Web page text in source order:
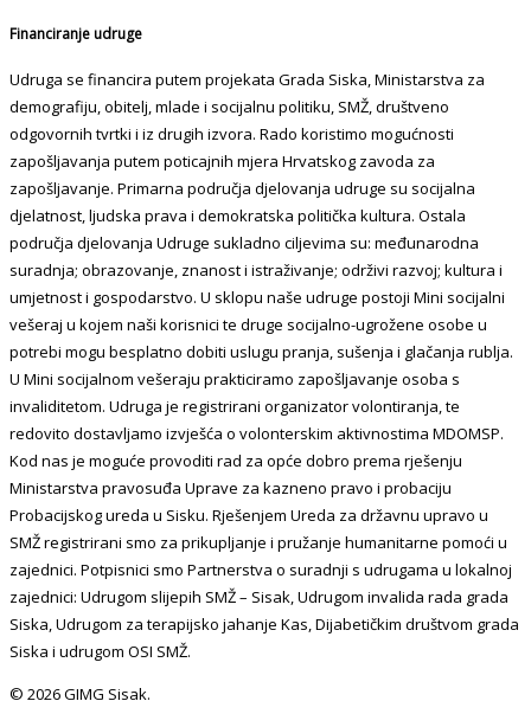
Financiranje udruge
Udruga se financira putem projekata Grada Siska, Ministarstva za
demografiju, obitelj, mlade i socijalnu politiku, SMŽ, društveno
odgovornih tvrtki i iz drugih izvora. Rado koristimo mogućnosti
zapošljavanja putem poticajnih mjera Hrvatskog zavoda za
zapošljavanje. Primarna područja djelovanja udruge su socijalna
djelatnost, ljudska prava i demokratska politička kultura. Ostala
područja djelovanja Udruge sukladno ciljevima su: međunarodna
suradnja; obrazovanje, znanost i istraživanje; održivi razvoj; kultura i
umjetnost i gospodarstvo. U sklopu naše udruge postoji Mini socijalni
vešeraj u kojem naši korisnici te druge socijalno-ugrožene osobe u
potrebi mogu besplatno dobiti uslugu pranja, sušenja i glačanja rublja.
U Mini socijalnom vešeraju prakticiramo zapošljavanje osoba s
invaliditetom. Udruga je registrirani organizator volontiranja, te
redovito dostavljamo izvješća o volonterskim aktivnostima MDOMSP.
Kod nas je moguće provoditi rad za opće dobro prema rješenju
Ministarstva pravosuđa Uprave za kazneno pravo i probaciju
Probacijskog ureda u Sisku. Rješenjem Ureda za državnu upravo u
SMŽ registrirani smo za prikupljanje i pružanje humanitarne pomoći u
zajednici. Potpisnici smo Partnerstva o suradnji s udrugama u lokalnoj
zajednici: Udrugom slijepih SMŽ – Sisak, Udrugom invalida rada grada
Siska, Udrugom za terapijsko jahanje Kas, Dijabetičkim društvom grada
Siska i udrugom OSI SMŽ.
© 2026 GIMG Sisak.